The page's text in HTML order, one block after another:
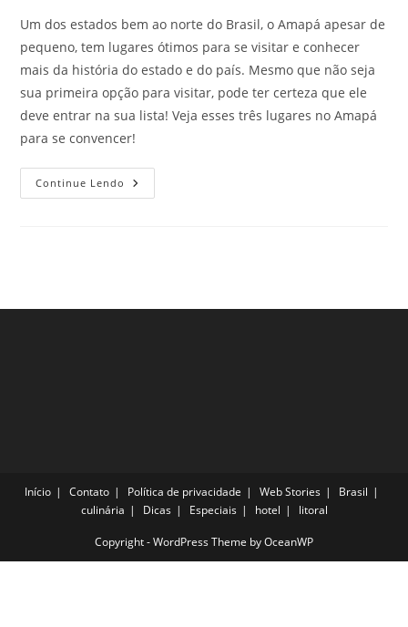
Um dos estados bem ao norte do Brasil, o Amapá apesar de
pequeno, tem lugares ótimos para se visitar e conhecer
mais da história do estado e do país. Mesmo que não seja
sua primeira opção para visitar, pode ter certeza que ele
deve entrar na sua lista! Veja esses três lugares no Amapá
para se convencer!
Continue Lendo Lugares
No
Início Contato Política de privacidade Web Stories
Brasil
culinária
Dicas Especiais hotel litoral
Copyright - WordPress Theme by OceanWP